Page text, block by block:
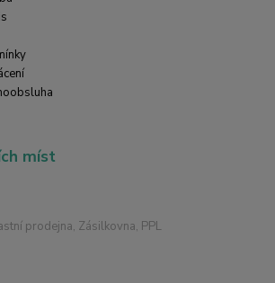
míst
prodejna, Zásilkovna, PPL